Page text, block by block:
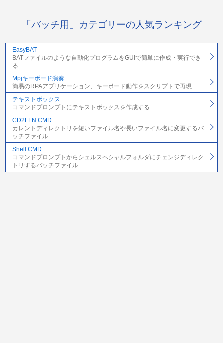
「バッチ用」カテゴリーの人気ランキング
EasyBAT
BATファイルのような自動化プログラムをGUIで簡単に作成・実行でき
る
Mpjキーボード演奏
簡易のRPAアプリケーション、キーボード動作をスクリプトで再現
テキストボックス
コマンドプロンプトにテキストボックスを作成する
CD2LFN.CMD
カレントディレクトリを短いファイル名や長いファイル名に変更するバ
ッチファイル
Shell.CMD
コマンドプロンプトからシェルスペシャルフォルダにチェンジディレク
トリするバッチファイル